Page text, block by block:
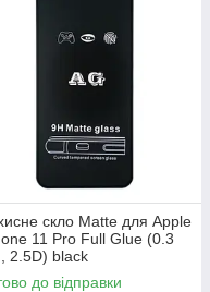
скло Matte для Apple
11 Pro Full Glue (0.3
2.5D) black
до відправки